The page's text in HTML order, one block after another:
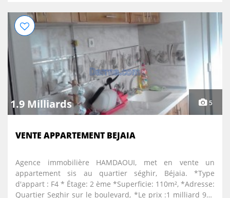
1.9 Milliards 5
VENTE APPARTEMENT BEJAIA
Agence immobilière HAMDAOUI, met en vente un
appartement sis au quartier séghir, Béjaia. *Type
d'appart : F4 * Étage: 2 ème *Superficie: 110m², *Adresse:
Quartier Seghir sur le boulevard, *Le prix :1 milliard 900